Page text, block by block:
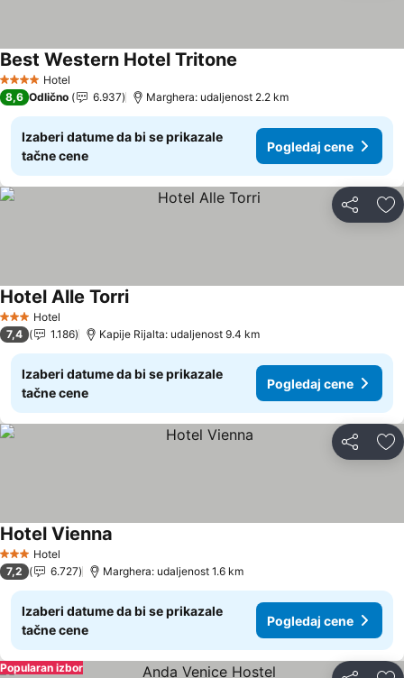
4 ZvezdiceHotel
Best Western Hotel Tritone
8,6 Odlično 6.937 Marghera: udaljenost 2.2 km
Izaberi datume da bi se prikazale
tačne cene
Pogledaj cene
Deli
3 Zvezdice
Hotel
Hotel Alle TorriPogledaj cene
7,4 1.186 Kapije Rijalta: udaljenost 9.4 km
Izaberi datume da bi se prikazale
tačne cene
Pogledaj cene
Deli
3 Zvezdice
Hotel
Hotel Vienna
7,2 6.727 Marghera: udaljenost 1.6 km
Izaberi datume da bi se prikazale
tačne cene
Pogledaj cene
Popularan izbor